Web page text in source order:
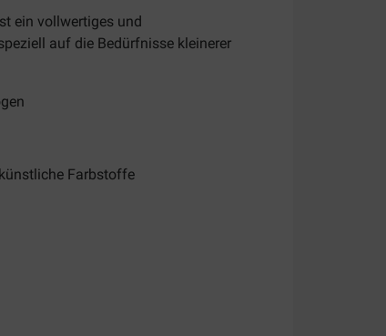
ein vollwertiges und
auf die Bedürfnisse kleinerer
Farbstoffe